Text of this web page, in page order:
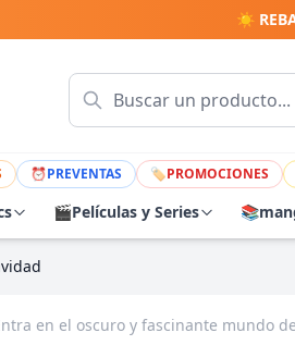
☀️
⏰PREVENTAS 🏷PROMOCIONES
🎬Películas y Series 📚
en el oscuro y fascinante mundo